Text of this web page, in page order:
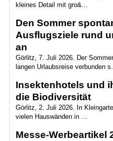
kleines Detail mit gro&...
Den Sommer
Ausflugsziele rund
an
Görlitz, 7. Juli 2026. Der
langen Urlaubsreise verbunden
Insektenhotels und
die Biodiversität
Görlitz, 2. Juli 2026. In
vielen Hauswänden in ...
Messe-Werbeartikel